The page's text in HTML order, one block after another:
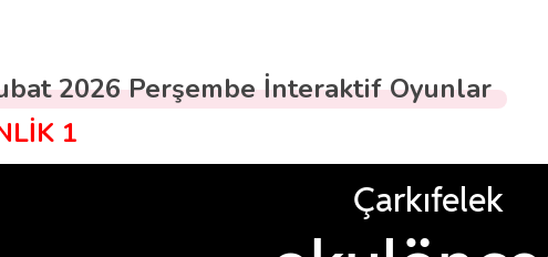
2026 Perşembe İnteraktif Oyunlar
1